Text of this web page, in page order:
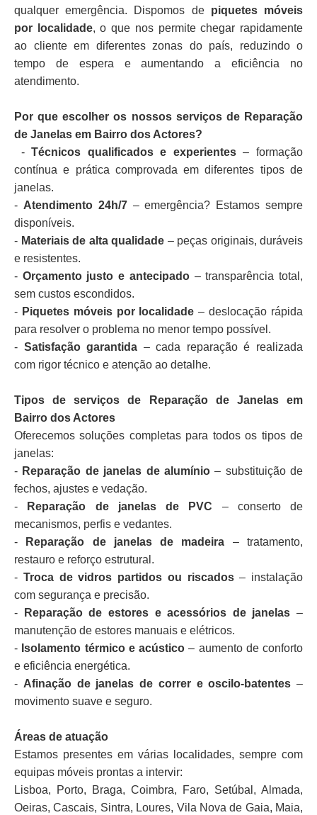
qualquer emergência. Dispomos de piquetes móveis
por localidade, o que nos permite chegar rapidamente
ao cliente em diferentes zonas do país, reduzindo o
tempo de espera e aumentando a eficiência no
atendimento.
Por que escolher os nossos serviços de Reparação
de Janelas em Bairro dos Actores?
-Técnicos qualificados e experientes– formação
contínua e prática comprovada em diferentes tipos de
janelas.
- Atendimento 24h/7– emergência? Estamos sempre
disponíveis.
- Materiais de alta qualidade – peças originais, duráveis
e resistentes.
- Orçamento justo e antecipado– transparência total,
sem custos escondidos.
- Piquetes móveis por localidade – deslocação rápida
para resolver o problema no menor tempo possível.
- Satisfação garantida – cada reparação é realizada
com rigor técnico e atenção ao detalhe.
Tipos de serviços de Reparação de Janelas em
Bairro dos Actores
Oferecemos soluções completas para todos os tipos de
janelas:
- Reparação de janelas de alumínio– substituição de
fechos, ajustes e vedação.
-
Reparação de janelas de PVC – conserto de
mecanismos, perfis e vedantes.
-
Reparação de janelas de madeira – tratamento,
restauro e reforço estrutural.
- Troca de vidros partidos ou riscados– instalação
com segurança e precisão.
-
Reparação de estores e acessórios de janelas –
manutenção de estores manuais e elétricos.
- Isolamento térmico e acústico – aumento de conforto
e eficiência energética.
- Afinação de janelas de correr e oscilo-batentes –
movimento suave e seguro.
Áreas de atuação
Estamos presentes em várias localidades, sempre com
equipas móveis prontas a intervir:
Lisboa, Porto, Braga, Coimbra, Faro, Setúbal, Almada,
Oeiras, Cascais, Sintra, Loures, Vila Nova de Gaia, Maia,